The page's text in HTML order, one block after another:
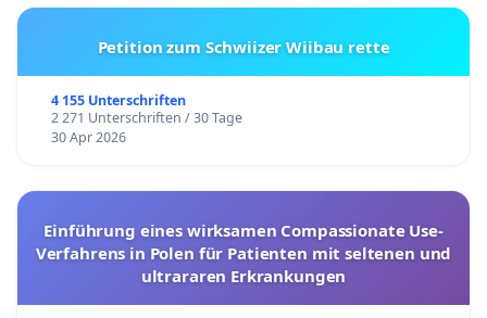
Petition zum Schwiizer Wiibau rette
4 155 Unterschriften
2 271 Unterschriften / 30 Tage
30 Apr 2026
Einführung eines wirksamen Compassionate Use-
Verfahrens in Polen für Patienten mit seltenen und
ultrararen Erkrankungen